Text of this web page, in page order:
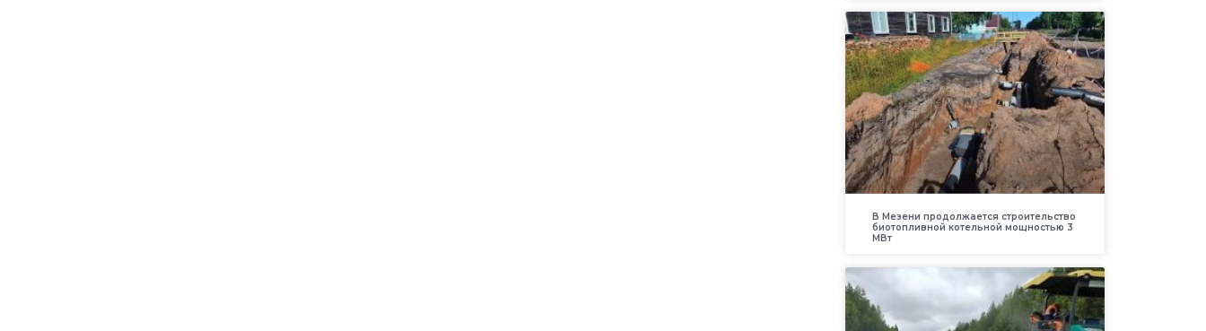
В Мезени продолжается строительство
биотопливной котельной мощностью 3
МВт